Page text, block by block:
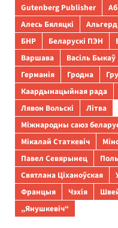
Gutenberg Publisher
Алесь Бяляцкі
БНР
Беларускі ПЭН
Варшава
Васіль Быкаў
Германія
Гродна
Каардынацыйная рада
Лявон Вольскі
Літва
Міжнародны саюз
Мікалай Статкевіч
Павел Севярынец
Святлана Ціханоўская
Францыя
Чэхія
„Янушкевіч“